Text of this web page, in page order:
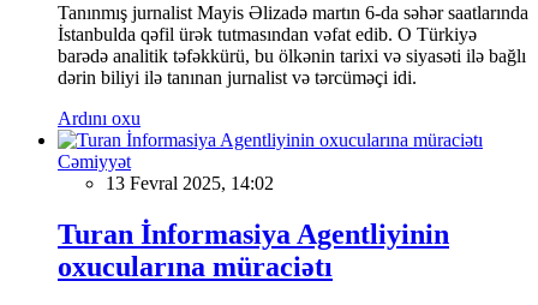
Tanınmış jurnalist Mayis Əlizadə martın 6-da səhər saatlarında
İstanbulda qəfil ürək tutmasından vəfat edib. O Türkiyə
barədə analitik təfəkkürü, bu ölkənin tarixi və siyasəti ilə bağlı
dərin biliyi ilə tanınan jurnalist və tərcüməçi idi.
Ardını oxu
Cəmiyyət
13 Fevral 2025, 14:02
Turan İnformasiya Agentliyinin
oxucularına müraciətı